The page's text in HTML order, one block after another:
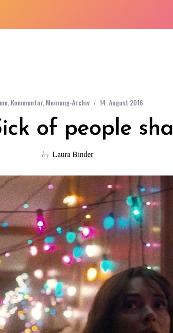
,Kommentar,Meinung-Archiv 14. August 2016
of people
by Laura Binder